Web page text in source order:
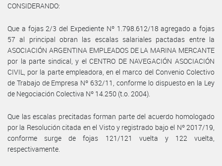
CONSIDERANDO:
Que a fojas 2/3 del Expediente Nº 1.798.612/18 agregado a fojas
57 al principal obran las escalas salariales pactadas entre la
ASOCIACIÓN ARGENTINA EMPLEADOS DE LA MARINA MERCANTE
por la parte sindical, y el CENTRO DE NAVEGACIÓN ASOCIACIÓN
CIVIL, por la parte empleadora, en el marco del Convenio Colectivo
de Trabajo de Empresa Nº 632/11, conforme lo dispuesto en la Ley
de Negociación Colectiva Nº 14.250 (t.o. 2004).
Que las escalas precitadas forman parte del acuerdo homologado
por la Resolución citada en el Visto y registrado bajo el Nº 2017/19,
conforme surge de fojas 121/121 vuelta y 122 vuelta,
respectivamente.